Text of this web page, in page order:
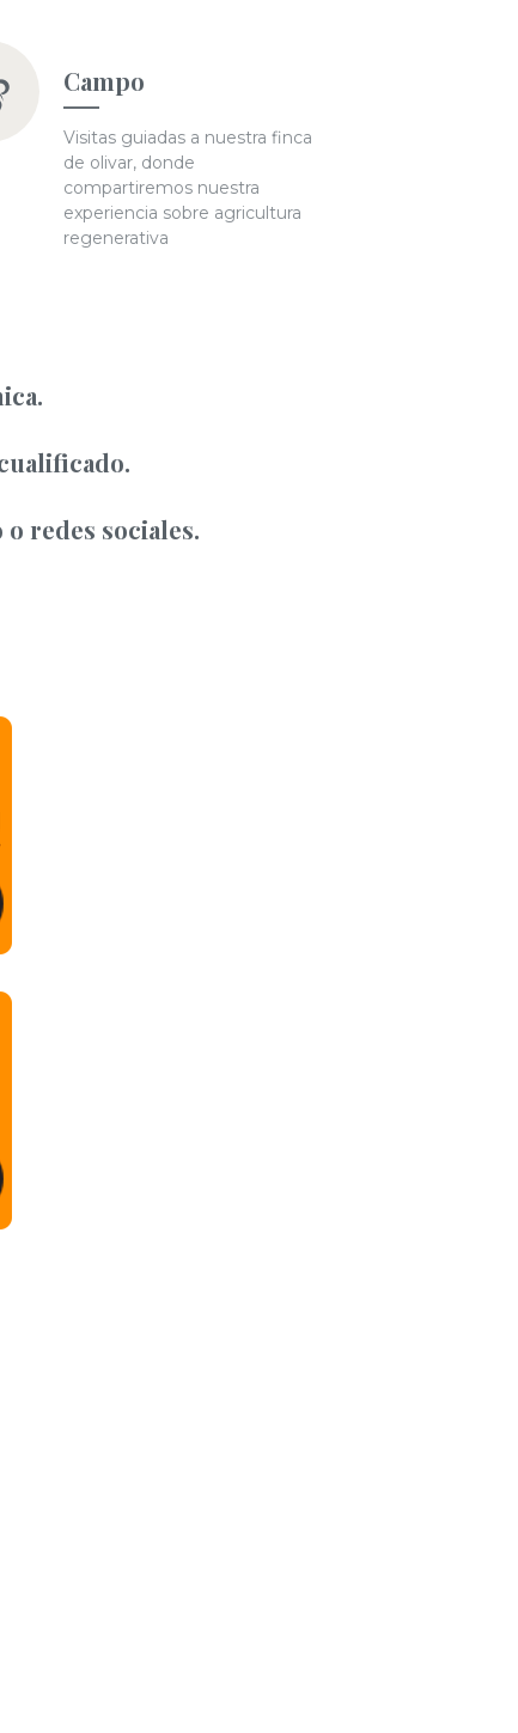
Campo
Visitas guiadas a nuestra finca
de olivar, donde
compartiremos nuestra
experiencia sobre agricultura
regenerativa
redes sociales.